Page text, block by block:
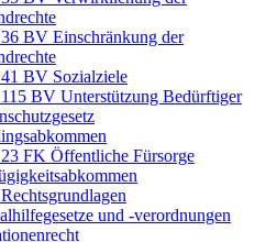
BV Einschränkung der
BV Sozialziele
BV Unterstützung Bedürftiger
FK Öffentliche Fürsorge
und -verordnungen